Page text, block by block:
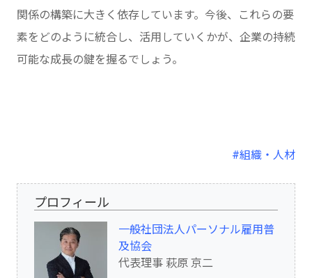
関係の構築に大きく依存しています。今後、これらの要
素をどのように統合し、活用していくかが、企業の持続
可能な成長の鍵を握るでしょう。
#組織・人材
プロフィール
一般社団法人パーソナル雇用普
及協会
代表理事 萩原 京二